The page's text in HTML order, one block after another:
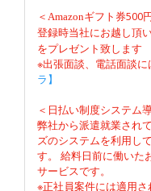
＜ Amazonギフト券500
登録時当社にお越し頂
をプレゼント致します
※出張面談、電話面談に
ラ】
＜日払い制度システム
弊社から派遣就業され
ズのシステムを利用し
す。 給料日前に働いた
サービスです。
※正社員案件には適用さ